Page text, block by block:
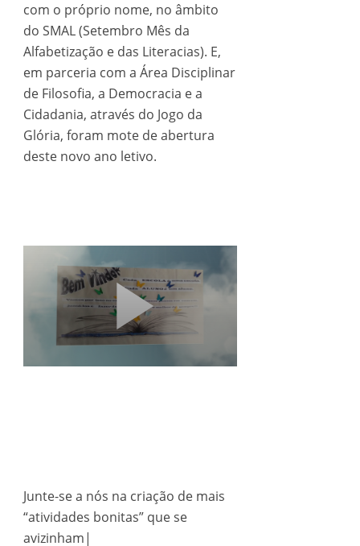
com o próprio nome, no âmbito
do SMAL (Setembro Mês da
Alfabetização e das Literacias). E,
em parceria com a Área Disciplinar
de Filosofia, a Democracia e a
Cidadania, através do Jogo da
Glória, foram mote de abertura
deste novo ano letivo.
Junte-se a nós na criação de mais
“atividades bonitas” que se
avizinham|